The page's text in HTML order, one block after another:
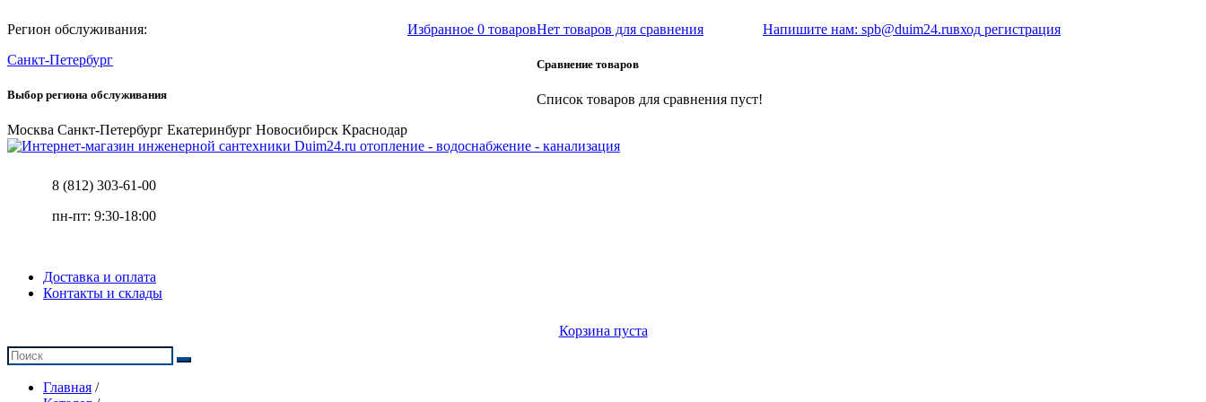
Регион обслуживания:
Санкт-Петербург
Выбор региона обслуживания
Москва Санкт-Петербург Екатеринбург Новосибирск Краснодар
Избранное 0 товаровНет товаров для сравнения
Сравнение товаров
Список товаров для сравнения пуст!
Напишите нам: spb@duim24.ruвход регистрация
отопление - водоснабжение - канализация
8 (812) 303-61-00
пн-пт: 9:30-18:00
Доставка и оплата
Контакты и склады
Корзина пуста
Главная /